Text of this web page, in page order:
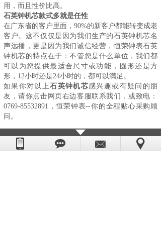
用，而且性价比高。
石英钟机芯款式多就是任性
在广东省的客户里面，90%的新客户都能转变成老
客户。这不仅仅是因为我们生产的石英钟机芯名
声远播，更是因为我们诚信经营，恒荣钟表石英
钟机芯的特点在于：不管您是什么单位，我们都
可以为您提供最适合尺寸或功能，圆形还是方
形，12小时还是24小时的，都可以满足。
如果你对以上石英钟机芯感兴趣或有疑问的朋
友，请你点击网页右边客服联系我们，或致电：
0769-85532891，恒荣钟表--你的全程贴心采购顾
问。
上一篇：
挂钟机芯配件厂家